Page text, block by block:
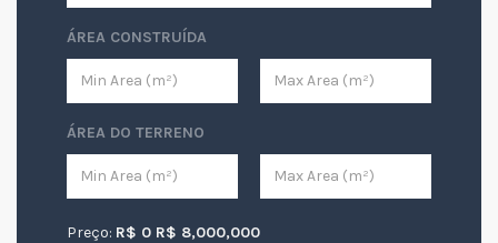
ÁREA CONSTRUÍDA
ÁREA DO TERRENO
Preço: R$ 0 R$ 8,000,000